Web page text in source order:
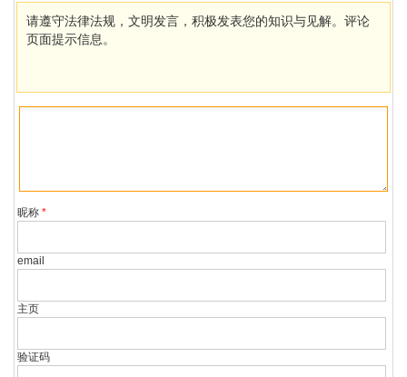
以上大牛股(通达信公式)
请遵守法律法规，文明发言，积极发表您的知识与见解。评论
页面提示信息。
昵称*
email
主页
验证码